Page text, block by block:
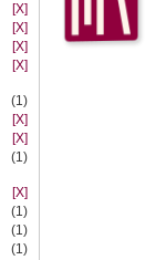
[X]
[X]
[X]
[X]
(1)
[X]
[X]
(1)
[X]
(1)
(1)
(1)